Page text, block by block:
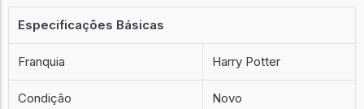
Especificações Básicas
Franquia Harry Potter
Condição Novo